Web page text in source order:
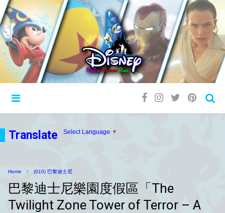
Translate Select Language ▼
Home (010) 巴黎迪士尼
巴黎迪士尼樂園度假區「The
Twilight Zone Tower of Terror – A